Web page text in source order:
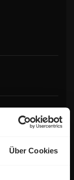
Über Cookies